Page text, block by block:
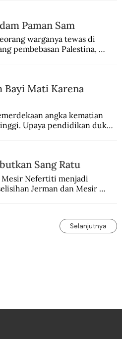
Paman Sam
warganya tewas di
pembebasan Palestina,
Bayi Mati Karena
angka kematian
Upaya pendidikan dukun
Sang Ratu
Mesir Nefertiti menjadi
Jerman dan Mesir
Selanjutnya